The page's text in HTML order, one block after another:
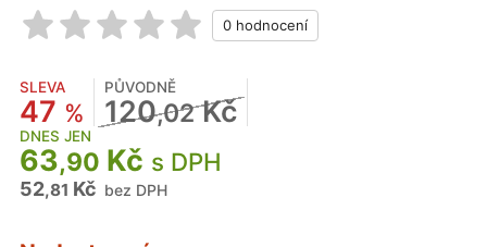
SLEVA
47 %
PŮVODNĚ
120,02Kč
DNES JEN
63,90 Kč s DPH
52,81 Kč bez DPH